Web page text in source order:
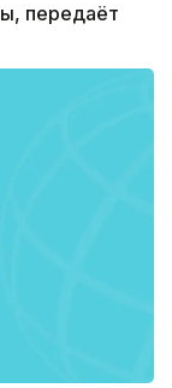
передаёт